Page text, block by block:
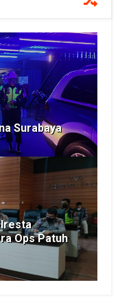
Surabaya
Ops Patuh